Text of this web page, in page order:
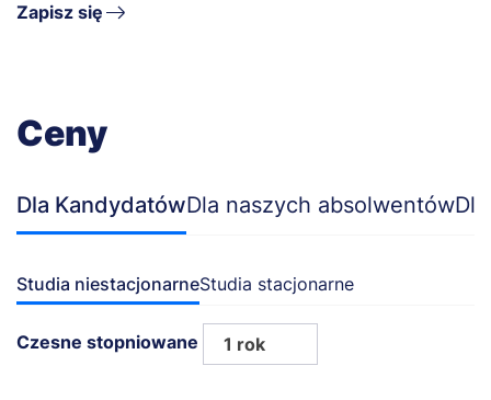
Zapisz się
Ceny
Dla KandydatówDla naszych absolwentów
Studia niestacjonarneStudia stacjonarne
Czesne stopniowane 1 rok